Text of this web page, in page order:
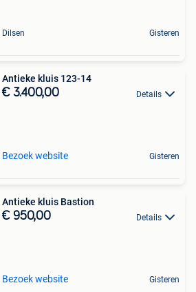
Dilsen Gisteren
Antieke kluis 123-14
€ 3.400,00 Details
Bezoek website Gisteren
Antieke kluis Bastion
€ 950,00 Details
Bezoek website Gisteren